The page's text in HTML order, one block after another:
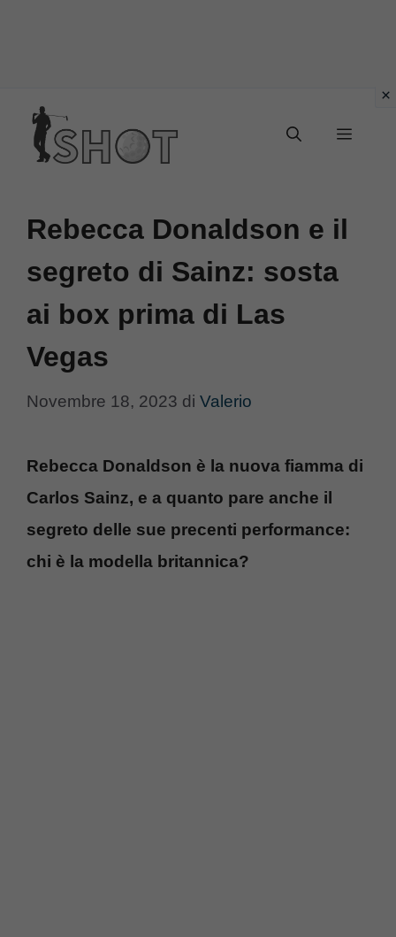
contenuto
Menu
Rebecca Donaldson e il
segreto di Sainz: sosta
ai box prima di Las
Vegas
Novembre 18, 2023 di Valerio
Rebecca Donaldson è la nuova fiamma di
Carlos Sainz, e a quanto pare anche il
segreto delle sue precenti performance:
chi è la modella britannica?